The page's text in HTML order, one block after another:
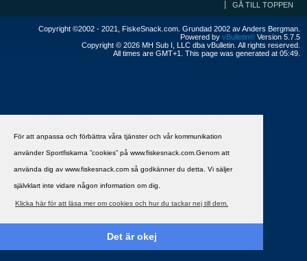
För att anpassa och förbättra våra tjänster och vår kommunikation
använder Sportfiskarna ”cookies” på www.fiskesnack.com.Genom att
använda dig av www.fiskesnack.com så godkänner du detta. Vi säljer
självklart inte vidare någon information om dig.
Klicka här för att läsa mer om cookies och hur du tackar nej till dem.
Det är okej
GÅ TILL TOPPEN
Copyright ©2002 - 2021, FiskeSnack.com. Grundad 2002 av Anders Bergman.
Powered by vBulletin® Version 5.7.5
Copyright © 2026 MH Sub I, LLC dba vBulletin. All rights reserved.
All times are GMT+1. This page was generated at 05:49.